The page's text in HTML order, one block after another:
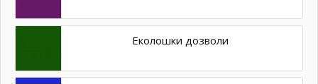
Еколошки дозволи